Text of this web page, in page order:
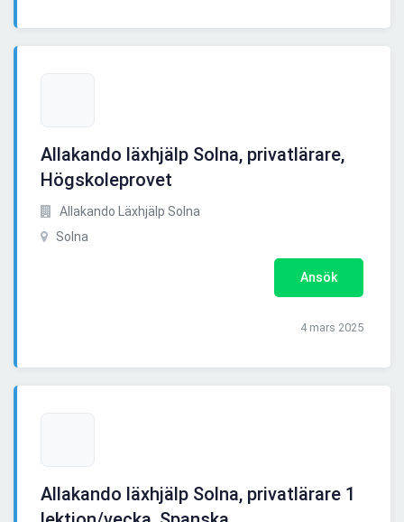
Allakando läxhjälp Solna, privatlärare,
Högskoleprovet
Allakando Läxhjälp Solna
Solna
Ansök
4 mars 2025
Allakando läxhjälp Solna, privatlärare 1